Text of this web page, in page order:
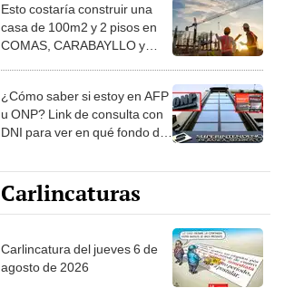
Esto costaría construir una
casa de 100m2 y 2 pisos en
COMAS, CARABAYLLO y
¿Cómo saber si estoy en AFP
u ONP? Link de consulta con
DNI para ver en qué fondo de
Carlincaturas
Carlincatura del jueves 6 de
agosto de 2026